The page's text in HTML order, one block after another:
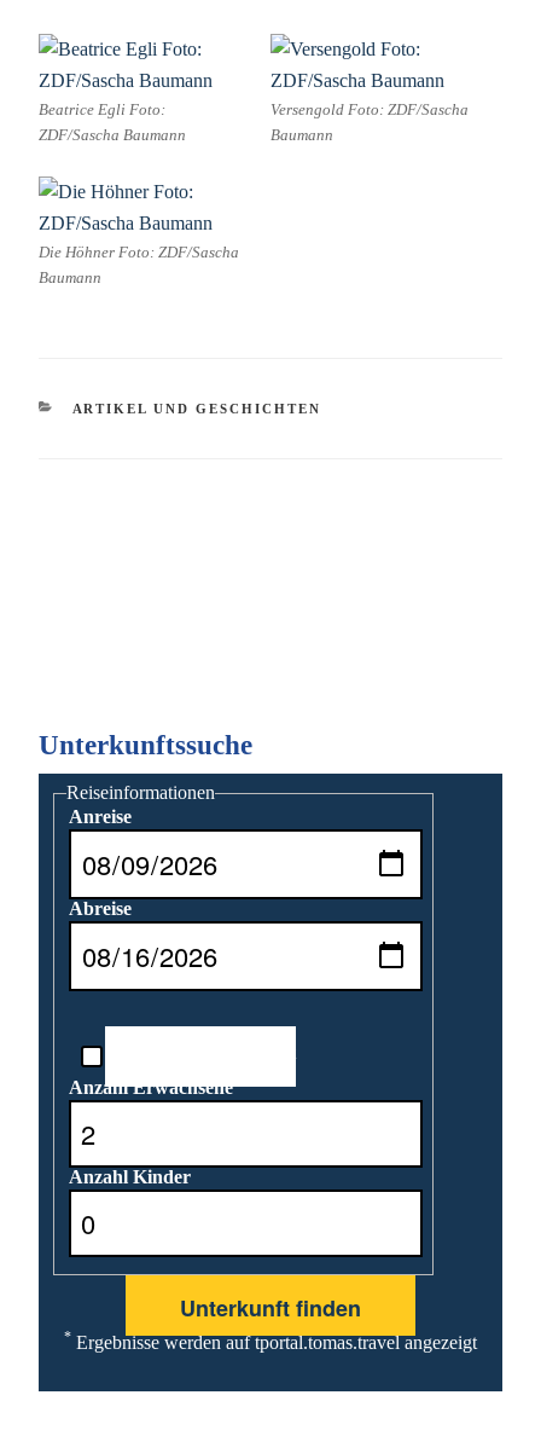
Beatrice Egli Foto:
ZDF/Sascha Baumann
Versengold Foto: ZDF/Sascha
Baumann
Die Höhner Foto: ZDF/Sascha
Baumann
KATEGORIEN
ARTIKEL UND GESCHICHTEN
Unterkunftssuche
Reiseinformationen
Anreise
Abreise
Anzahl Erwachsene
Anzahl Kinder
* Ergebnisse werden auf tportal.tomas.travel angezeigt